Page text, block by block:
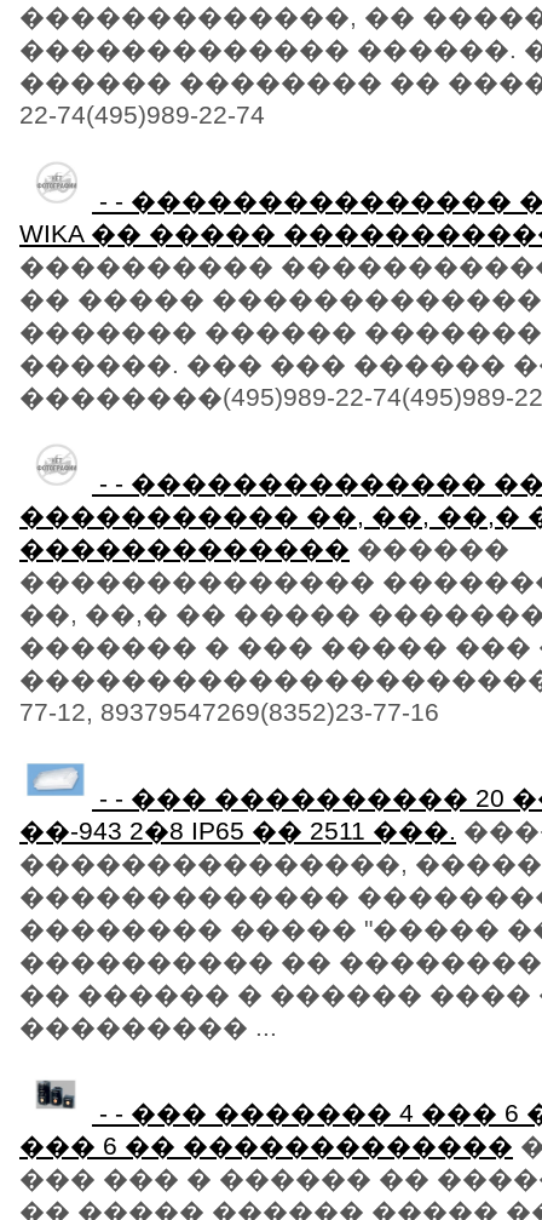
�������������, ��
������������� ������.
������ �������� ��
22-74(495)989-22-74
- - ���������������
WIKA �� �����
����������
�� �����
������� ������
������. ��� ��� ������
��������(495)989-22-74(495)989-
- - ��������������
����������� ��, ��, ��,�
������������� ������
��������������
��, ��,� �� �����
������� � ��� ����� ���
77-12, 89379547269(8352)23-77-16
- - ��� ���������� 20
��-943 2�8 IP65 �� 2511 ���.
���������������,
�������������
�������� ����� "�����
���������� ��
�� ������ � ������
��������� ...
- - ��� ������� 4 ��� 6
��� 6 �� �������������
��� ��� � ������ ��
�� ����� ������ �����